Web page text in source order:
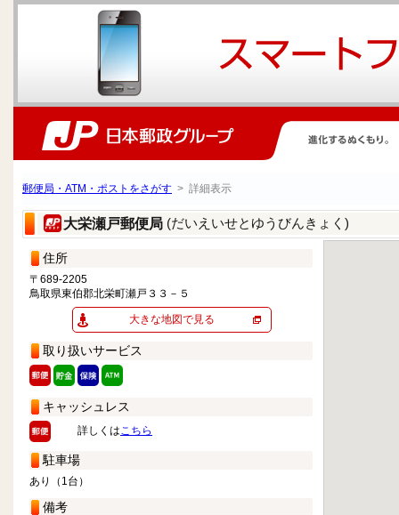
郵便局・ATM・ポストをさがす > 詳細表示
大栄瀬戸郵便局 (だいえいせとゆうびんきょく)
住所
〒689-2205
鳥取県東伯郡北栄町瀬戸３３－５
大きな地図で見る
取り扱いサービス
キャッシュレス
詳しくはこちら
駐車場
あり（1台）
備考